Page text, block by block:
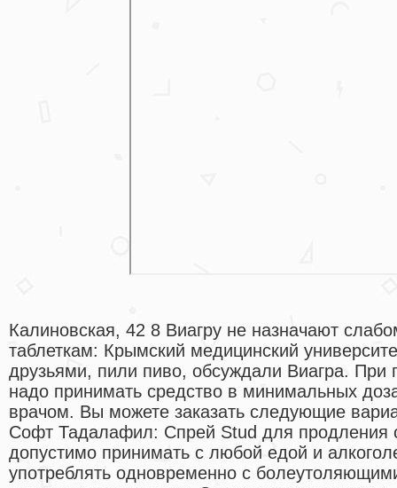
Калиновская, 42 8 Виагру не назначают
таблеткам: Крымский медицинский
друзьями, пили пиво, обсуждали Виагра. При
надо принимать средство в минимальных
врачом. Вы можете заказать следующие
Софт Тадалафил: Спрей Stud для продления
допустимо принимать с любой едой и
употреблять одновременно с